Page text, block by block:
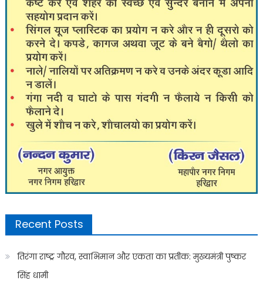
Recent Posts
तिरंगा राष्ट्र गौरव, स्वाभिमान और एकता का प्रतीक: मुख्यमंत्री पुष्कर
सिंह धामी